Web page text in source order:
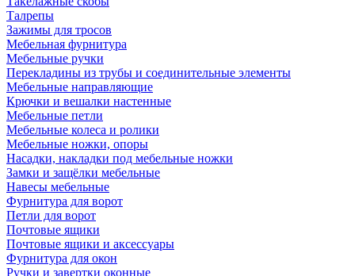
Талрепы
Зажимы для тросов
Мебельная фурнитура
Мебельные ручки
Перекладины из трубы и соединительные элементы
Мебельные направляющие
Крючки и вешалки настенные
Мебельные петли
Мебельные колеса и ролики
Мебельные ножки, опоры
Насадки, накладки под мебельные ножки
Замки и защёлки мебельные
Навесы мебельные
Фурнитура для ворот
Петли для ворот
Почтовые ящики
Почтовые ящики и аксессуары
Фурнитура для окон
Ручки и завертки оконные